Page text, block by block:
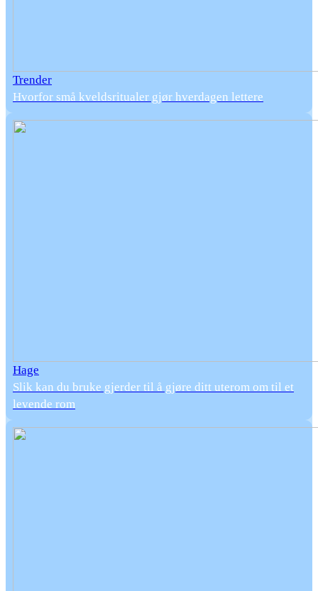
Trender
Hvorfor små kveldsritualer gjør hverdagen lettere
Hage
Slik kan du bruke gjerder til å gjøre ditt uterom om til et
levende rom